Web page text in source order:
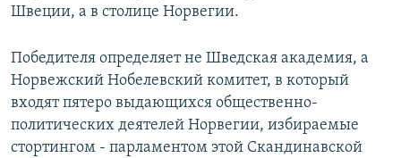
Швеции, а в столице Норвегии.
Победителя определяет не Шведская академия, а
Норвежский Нобелевский комитет, в который
входят пятеро выдающихся общественно-
политических деятелей Норвегии, избираемые
стортингом - парламентом этой Скандинавской